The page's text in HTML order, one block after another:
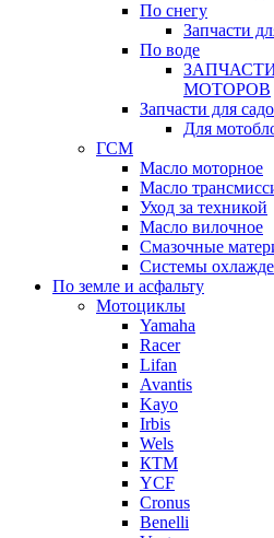
По снегу
Запчасти
По воде
МОТОРОВ
Запчасти для
Для
ГСМ
Масло моторное
Масло
Уход за техникой
Масло вилочное
Смазочные
Системы
По земле и асфальту
Мотоциклы
Yamaha
Racer
Lifan
Avantis
Kayo
Irbis
Wels
КТМ
YCF
Cronus
Benelli